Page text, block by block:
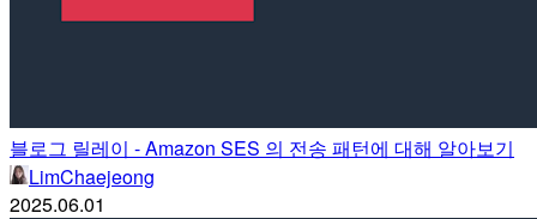
블로그 릴레이 - Amazon SES 의 전송 패턴에 대해 알아보기
LimChaejeong
2025.06.01